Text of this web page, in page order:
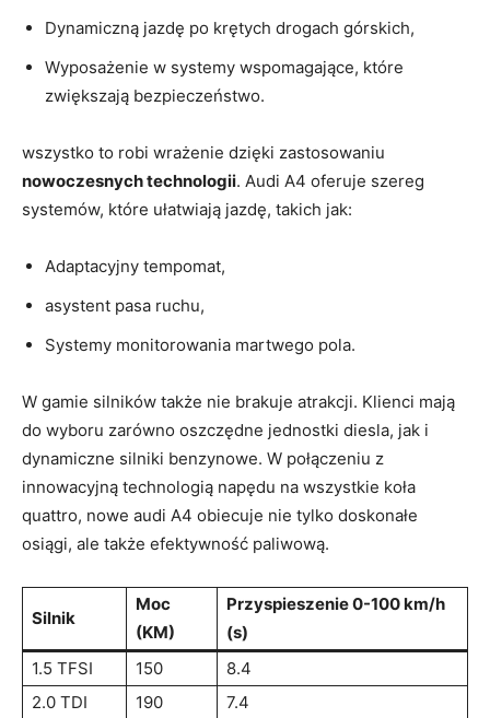
Dynamiczną jazdę po krętych drogach górskich,
Wyposażenie w systemy wspomagające, które
zwiększają bezpieczeństwo.
wszystko to robi wrażenie dzięki zastosowaniu
nowoczesnych technologii. Audi A4 oferuje szereg
systemów, które ułatwiają jazdę, takich jak:
Adaptacyjny tempomat,
asystent pasa ruchu,
Systemy monitorowania martwego pola.
W gamie silników także nie brakuje atrakcji. Klienci mają
do wyboru zarówno oszczędne jednostki diesla, jak i
dynamiczne silniki benzynowe. W połączeniu z
innowacyjną technologią napędu na wszystkie koła
quattro, nowe audi A4 obiecuje nie tylko doskonałe
osiągi, ale także efektywność paliwową.
Silnik
Moc
(KM)
Przyspieszenie 0-100 km/h
(s)
1.5 TFSI
150
8.4
2.0 TDI
190
7.4